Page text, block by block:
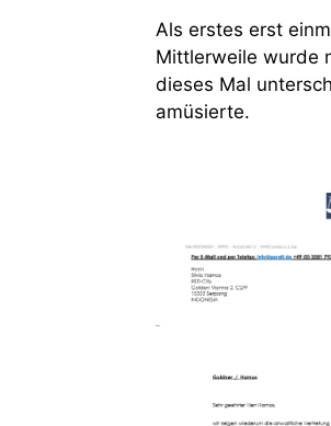
Als erstes erst
Mittlerweile wurde
dieses Mal
amüsierte.